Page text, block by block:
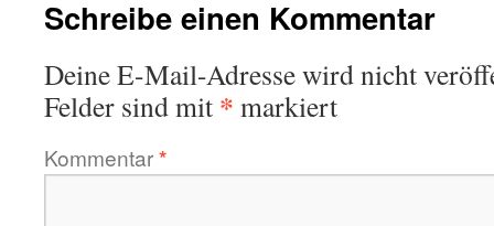
Schreibe einen Kommentar
Deine E-Mail-Adresse wird nicht
Felder sind mit * markiert
Kommentar*